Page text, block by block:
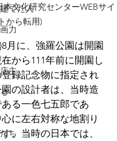
てた人
力
主
ち
本文化研究センターWEBサイ
トから転用)
月に、強羅公園は開園
から111年前に開園し
録記念物に指定され
の設計者は、当時造
る一色七五郎であ
に左右対称な地割り
。当時の日本では、